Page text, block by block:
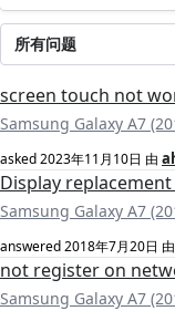
所有问题
screen touch not
Samsung Galaxy A7
asked2023年11月10日 由
Display
Samsung Galaxy A7
answered2018年7月20日 由
not register on
Samsung Galaxy A7